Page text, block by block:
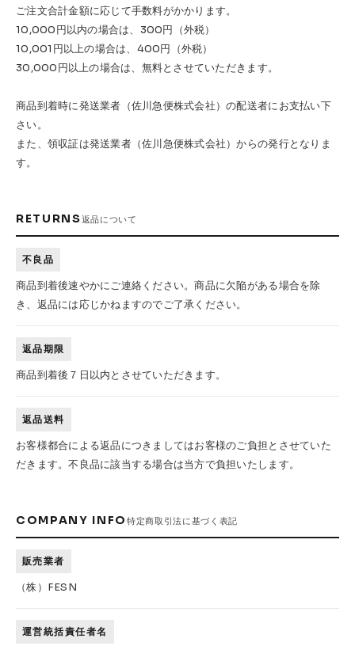
ご注文合計金額に応じて手数料がかかります。
10,000円以内の場合は、300円（外税）
10,001円以上の場合は、400円（外税）
30,000円以上の場合は、無料とさせていただきます。
商品到着時に発送業者（佐川急便株式会社）の配送者にお支払い下
さい。
また、領収証は発送業者（佐川急便株式会社）からの発行となりま
す。
RETURNS返品について
不良品
商品到着後速やかにご連絡ください。商品に欠陥がある場合を除
き、返品には応じかねますのでご了承ください。
返品期限
商品到着後７日以内とさせていただきます。
返品送料
お客様都合による返品につきましてはお客様のご負担とさせていた
だきます。不良品に該当する場合は当方で負担いたします。
COMPANY INFO特定商取引法に基づく表記
販売業者
（株）FESN
運営統括責任者名